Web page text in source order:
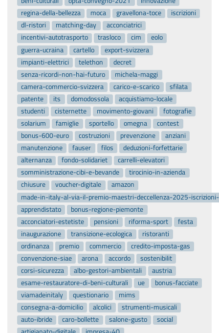
regina-della-bellezza
moca gravellona-toce
iscrizioni
dl-ristori
matching-day
acconciatrici
incentivi-autotrasporto
trasloco cim
eolo
guerra-ucraina
cartello
export-svizzera
impianti-elettrici
telethon
decret
senza-ricordi-non-hai-futuro
michela-maggi
camera-commercio-svizzera
carico-e-scarico
sfilata
patente
its domodossola
acquistiamo-locale
studenti
cisternette movimento-giovani
fotografie
solarium
famiglie sportello omegna
contest
bonus-600-euro
costruzioni prevenzione
anziani
manutenzione
fauser filos
deduzioni-forfettarie
alternanza
fondo-solidariet
carrelli-elevatori
somministrazione-cibi-e-bevande
tirocinio-in-azienda
chiusure
voucher-digitale
amazon
made-in-italy-al-via-il-premio-maestri-deccellenza-2025-
apprendistato
bonus-regione-piemonte
acconciatori-estetiste
pensioni riforma-sport
festa
inaugurazione
transizione-ecologica
ristoranti
ordinanza
premio commercio
credito-imposta-gas
convenzione-siae
arona accordo
sostenibilit
corsi-sicurezza
albo-gestori-ambientali
austria
esame-restauratore-di-beni-culturali
ue
bonus-facciate
viamadeinitaly
questionario
mims
consegna-a-domicilio
alcolici
strumenti-musicali
auto-ibride
caro-bollette salone-gusto
social